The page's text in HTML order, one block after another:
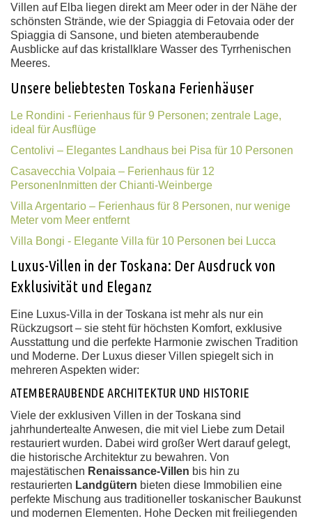
Villen auf Elba liegen direkt am Meer oder in der Nähe der
schönsten Strände, wie der Spiaggia di Fetovaia oder der
Spiaggia di Sansone, und bieten atemberaubende
Ausblicke auf das kristallklare Wasser des Tyrrhenischen
Meeres.
Unsere beliebtesten Toskana Ferienhäuser
Le Rondini - Ferienhaus für 9 Personen; zentrale Lage,
ideal für Ausflüge
Centolivi – Elegantes Landhaus bei Pisa für 10 Personen
Casavecchia Volpaia – Ferienhaus für 12
PersonenInmitten der Chianti-Weinberge
Villa Argentario – Ferienhaus für 8 Personen, nur wenige
Meter vom Meer entfernt
Villa Bongi - Elegante Villa für 10 Personen bei Lucca
Luxus-Villen in der Toskana: Der Ausdruck von
Exklusivität und Eleganz
Eine Luxus-Villa in der Toskana ist mehr als nur ein
Rückzugsort – sie steht für höchsten Komfort, exklusive
Ausstattung und die perfekte Harmonie zwischen Tradition
und Moderne. Der Luxus dieser Villen spiegelt sich in
mehreren Aspekten wider:
ATEMBERAUBENDE ARCHITEKTUR UND HISTORIE
Viele der exklusiven Villen in der Toskana sind
jahrhundertealte Anwesen, die mit viel Liebe zum Detail
restauriert wurden. Dabei wird großer Wert darauf gelegt,
die historische Architektur zu bewahren. Von
majestätischen Renaissance-Villen bis hin zu
restaurierten Landgütern bieten diese Immobilien eine
perfekte Mischung aus traditioneller toskanischer Baukunst
und modernen Elementen. Hohe Decken mit freiliegenden